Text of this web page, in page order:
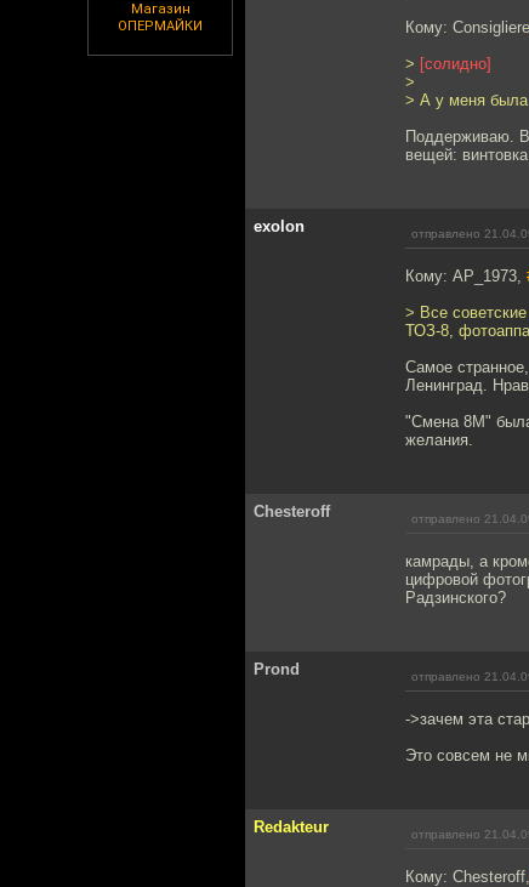
Магазин
ОПЕРМАЙКИ
Кому:
> [солидно]
>
> А у меня была
Поддерживаю.
вещей:
exolon отправлено
Кому: AP_1973,
> Все
ТОЗ-8,
Самое
Ленинград.
"Смена 8М"
желания.
Chesteroff отправлено
камрады, а
цифровой
Радзинского?
Prond отправлено
->зачем эта
Это совсем не
Redakteur отправлено
Кому: Chesteroff,